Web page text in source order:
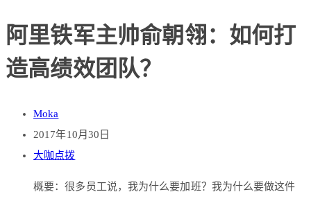
阿里铁军主帅俞朝翎：如何打
造高绩效团队？
Moka
2017年10月30日
大咖点拨
概要：很多员工说，我为什么要加班？我为什么要做这件